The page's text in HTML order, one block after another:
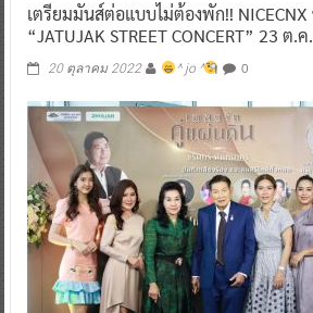
เตรียมมันส์ต่อแบบไม่ต้องพัก!!
“JATUJAK STREET CONCERT” 23 ต.
20 ตุลาคม 2022 ^ jo ^ 0